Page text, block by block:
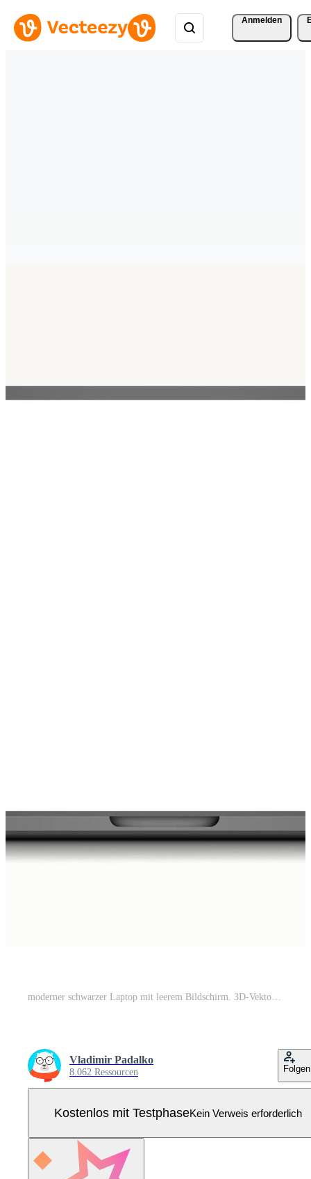
Anmelden
moderner schwarzer Laptop mit leerem Bildschirm. 3D-Vektormodell für Design Pro Vektor
Vladimir Padalko
8.062 Ressourcen Folgen
Kostenlos mit TestphaseKein Verweis erforderlich